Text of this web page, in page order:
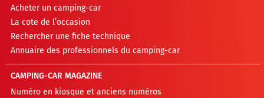
Acheter un camping-car
La cote de l’occasion
Rechercher une fiche technique
Annuaire des professionnels du camping-car
CAMPING-CAR MAGAZINE
Numéro en kiosque et anciens numéros